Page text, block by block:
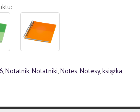
,Notatnik,Notatniki,Notes,Notesy,książka,